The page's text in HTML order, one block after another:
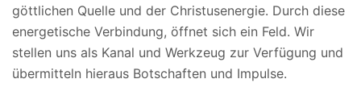
göttlichen Quelle und der Christusenergie. Durch diese
energetische Verbindung, öffnet sich ein Feld. Wir
stellen uns als Kanal und Werkzeug zur Verfügung und
übermitteln hieraus Botschaften und Impulse.